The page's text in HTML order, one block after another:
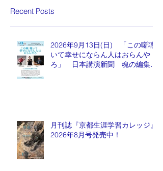
Recent Posts
2026年9月13日(日) 「この噺聴
いて幸せにならん人はおらんや
ろ」 日本講演新聞 魂の編集
月刊誌『京都生涯学習カレッジ』
2026年8月号発売中！